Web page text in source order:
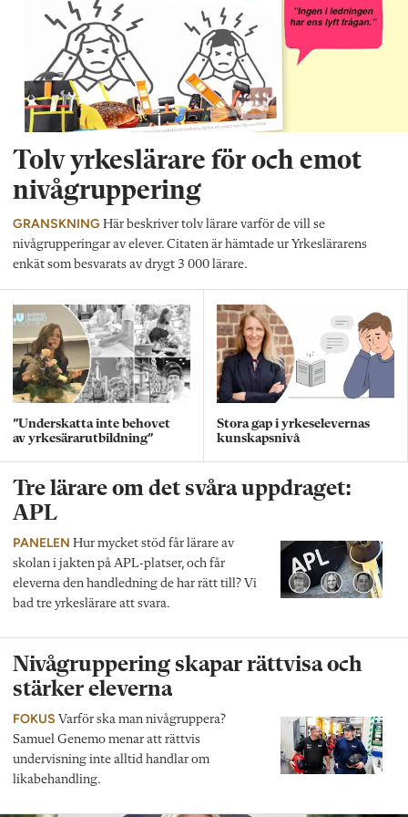
Tolv yrkeslärare för och emot
nivågruppering
GRANSKNING Här beskriver tolv lärare varför de vill se
nivågrupperingar av elever. Citaten är hämtade ur Yrkeslärarens
enkät som besvarats av drygt 3 000 lärare.
”Underskatta inte behovet
av yrkesärarutbildning”
Stora gap i yrkeselevernas
kunskapsnivå
Tre lärare om det svåra uppdraget:
APL
PANELEN Hur mycket stöd får lärare av
skolan i jakten på APL-platser, och får
eleverna den handledning de har rätt till? Vi
bad tre yrkeslärare att svara.
Nivågruppering skapar rättvisa och
stärker eleverna
FOKUS Varför ska man nivågruppera?
Samuel Genemo menar att rättvis
undervisning inte alltid handlar om
likabehandling.